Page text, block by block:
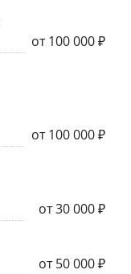
от 100 000 ₽
от 100 000 ₽
от 30 000 ₽
от 50 000 ₽